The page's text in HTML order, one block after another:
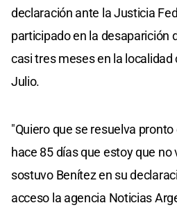
declaración ante la Justicia
participado en la desaparición
casi tres meses en la localidad
Julio.
"Quiero que se resuelva
hace 85 días que estoy que no
sostuvo Benítez en su
acceso la agencia Noticias